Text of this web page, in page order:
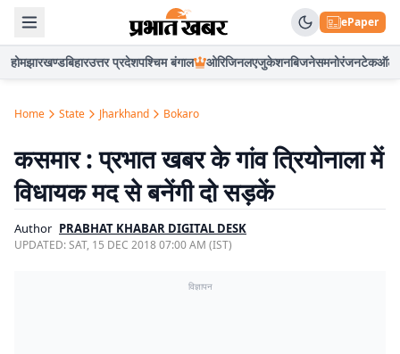
ePaper
होमझारखण्डबिहारउत्तर प्रदेशपश्चिम बंगाल ओरिजिनलएजुकेशनबिजनेसमनोरंजनटेकऑटो
Home State Jharkhand Bokaro
कसमार : प्रभात खबर के गांव त्रियोनाला में
विधायक मद से बनेंगी दो सड़कें
Author PRABHAT KHABAR DIGITAL DESK
UPDATED:SAT, 15 DEC 2018 07:00 AM (IST)
विज्ञापन